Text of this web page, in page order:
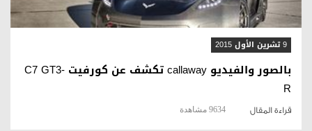
9 تشرين الأول 2015
بالصور والفيديو callaway تكشف عن كورفيت C7 GT3-
R
قراءة المقال 9634 مشاهدة